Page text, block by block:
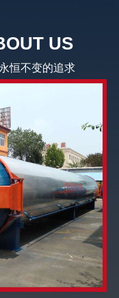
US
恒不变的追求